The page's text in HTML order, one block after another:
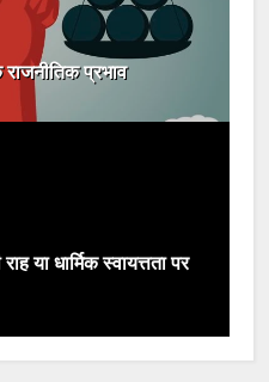
प्रभाव
या धार्मिक स्वायत्तता पर